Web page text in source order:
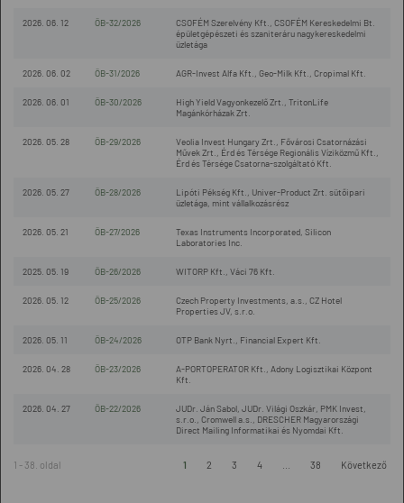
2026. 06. 12 ÖB-32/2026
CSOFÉM Szerelvény Kft., CSOFÉM Kereskedelmi Bt.
épületgépészeti és szaniteráru nagykereskedelmi
üzletága
2026. 06. 02 ÖB-31/2026 AGR-Invest Alfa Kft., Geo-Milk Kft., Cropimal Kft.
2026. 06. 01 ÖB-30/2026
High Yield Vagyonkezelő Zrt., TritonLife
Magánkórházak Zrt.
2026. 05. 28 ÖB-29/2026
Veolia Invest Hungary Zrt., Fővárosi Csatornázási
Művek Zrt., Érd és Térsége Regionális Víziközmű Kft.,
Érd és Térsége Csatorna-szolgáltató Kft.
2026. 05. 27 ÖB-28/2026
Lipóti Pékség Kft., Univer-Product Zrt. sütőipari
üzletága, mint vállalkozásrész
2026. 05. 21 ÖB-27/2026
Texas Instruments Incorporated, Silicon
Laboratories Inc.
2025. 05. 19 ÖB-26/2026 WITORP Kft., Váci 76 Kft.
2026. 05. 12 ÖB-25/2026
Czech Property Investments, a.s., CZ Hotel
Properties JV, s.r.o.
2026. 05. 11 ÖB-24/2026 OTP Bank Nyrt., Financial Expert Kft.
2026. 04. 28 ÖB-23/2026
A-PORTOPERATOR Kft., Adony Logisztikai Központ
Kft.
2026. 04. 27 ÖB-22/2026
JUDr. Ján Sabol, JUDr. Világi Oszkár, PMK Invest,
s.r.o., Cromwell a.s., DRESCHER Magyarországi
Direct Mailing Informatikai és Nyomdai Kft.
1 - 38. oldal 1 2 3 4 38 Következő